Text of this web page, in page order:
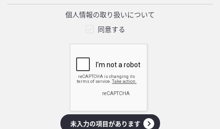
個人情報の取り扱いについて
同意する
未入力の項目があります